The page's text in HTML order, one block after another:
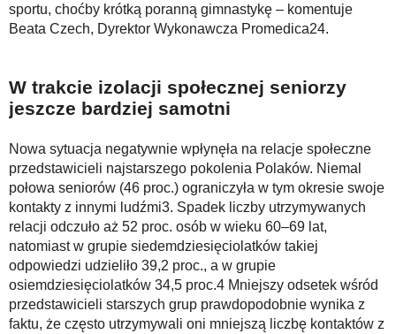
sportu, choćby krótką poranną gimnastykę – komentuje
Beata Czech, Dyrektor Wykonawcza Promedica24.
W trakcie izolacji społecznej seniorzy
jeszcze bardziej samotni
Nowa sytuacja negatywnie wpłynęła na relacje społeczne
przedstawicieli najstarszego pokolenia Polaków. Niemal
połowa seniorów (46 proc.) ograniczyła w tym okresie swoje
kontakty z innymi ludźmi3. Spadek liczby utrzymywanych
relacji odczuło aż 52 proc. osób w wieku 60–69 lat,
natomiast w grupie siedemdziesięciolatków takiej
odpowiedzi udzieliło 39,2 proc., a w grupie
osiemdziesięciolatków 34,5 proc.4 Mniejszy odsetek wśród
przedstawicieli starszych grup prawdopodobnie wynika z
faktu, że często utrzymywali oni mniejszą liczbę kontaktów z